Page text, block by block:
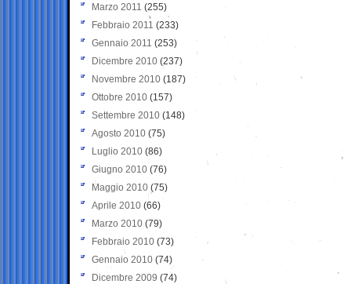
Marzo 2011 (255)
Febbraio 2011 (233)
Gennaio 2011 (253)
Dicembre 2010 (237)
Novembre 2010 (187)
Ottobre 2010 (157)
Settembre 2010 (148)
Agosto 2010 (75)
Luglio 2010 (86)
Giugno 2010 (76)
Maggio 2010 (75)
Aprile 2010 (66)
Marzo 2010 (79)
Febbraio 2010 (73)
Gennaio 2010 (74)
Dicembre 2009 (74)